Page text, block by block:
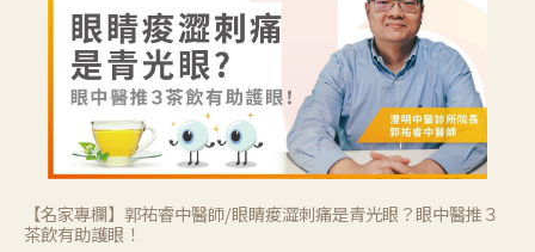
【名家專欄】郭祐睿中醫師/眼睛痠澀刺痛是青光眼？眼中醫推３
茶飲有助護眼！